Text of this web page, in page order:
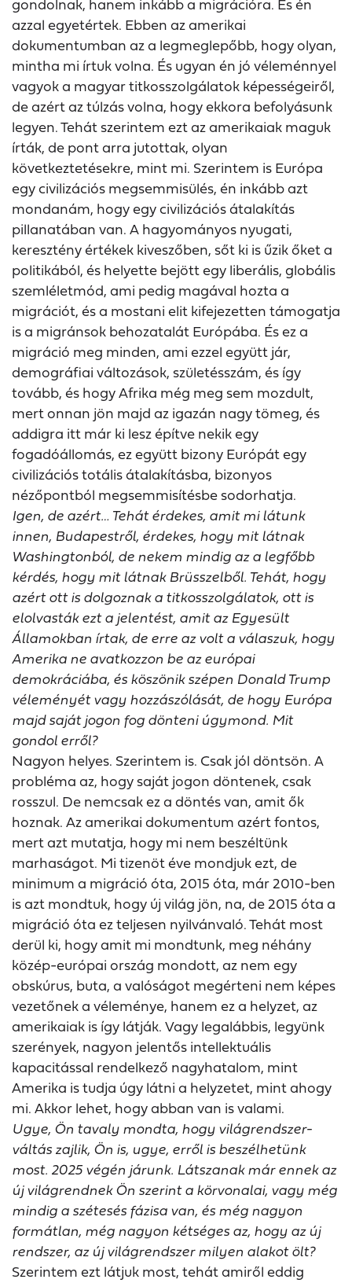
gondolnak, hanem inkább a migrációra. És én
azzal egyetértek. Ebben az amerikai
dokumentumban az a legmeglepőbb, hogy olyan,
mintha mi írtuk volna. És ugyan én jó véleménnyel
vagyok a magyar titkosszolgálatok képességeiről,
de azért az túlzás volna, hogy ekkora befolyásunk
legyen. Tehát szerintem ezt az amerikaiak maguk
írták, de pont arra jutottak, olyan
következtetésekre, mint mi. Szerintem is Európa
egy civilizációs megsemmisülés, én inkább azt
mondanám, hogy egy civilizációs átalakítás
pillanatában van. A hagyományos nyugati,
keresztény értékek kiveszőben, sőt ki is űzik őket a
politikából, és helyette bejött egy liberális, globális
szemléletmód, ami pedig magával hozta a
migrációt, és a mostani elit kifejezetten támogatja
is a migránsok behozatalát Európába. És ez a
migráció meg minden, ami ezzel együtt jár,
demográfiai változások, születésszám, és így
tovább, és hogy Afrika még meg sem mozdult,
mert onnan jön majd az igazán nagy tömeg, és
addigra itt már ki lesz építve nekik egy
fogadóállomás, ez együtt bizony Európát egy
civilizációs totális átalakításba, bizonyos
nézőpontból megsemmisítésbe sodorhatja.
Igen, de azért… Tehát érdekes, amit mi látunk
innen, Budapestről, érdekes, hogy mit látnak
Washingtonból, de nekem mindig az a legfőbb
kérdés, hogy mit látnak Brüsszelből. Tehát, hogy
azért ott is dolgoznak a titkosszolgálatok, ott is
elolvasták ezt a jelentést, amit az Egyesült
Államokban írtak, de erre az volt a válaszuk, hogy
Amerika ne avatkozzon be az európai
demokráciába, és köszönik szépen Donald Trump
véleményét vagy hozzászólását, de hogy Európa
majd saját jogon fog dönteni úgymond. Mit
gondol erről?
Nagyon helyes. Szerintem is. Csak jól döntsön. A
probléma az, hogy saját jogon döntenek, csak
rosszul. De nemcsak ez a döntés van, amit ők
hoznak. Az amerikai dokumentum azért fontos,
mert azt mutatja, hogy mi nem beszéltünk
marhaságot. Mi tizenöt éve mondjuk ezt, de
minimum a migráció óta, 2015 óta, már 2010-ben
is azt mondtuk, hogy új világ jön, na, de 2015 óta a
migráció óta ez teljesen nyilvánvaló. Tehát most
derül ki, hogy amit mi mondtunk, meg néhány
közép-európai ország mondott, az nem egy
obskúrus, buta, a valóságot megérteni nem képes
vezetőnek a véleménye, hanem ez a helyzet, az
amerikaiak is így látják. Vagy legalábbis, legyünk
szerények, nagyon jelentős intellektuális
kapacitással rendelkező nagyhatalom, mint
Amerika is tudja úgy látni a helyzetet, mint ahogy
mi. Akkor lehet, hogy abban van is valami.
Ugye, Ön tavaly mondta, hogy világrendszer-
váltás zajlik, Ön is, ugye, erről is beszélhetünk
most. 2025 végén járunk. Látszanak már ennek az
új világrendnek Ön szerint a körvonalai, vagy még
mindig a szétesés fázisa van, és még nagyon
formátlan, még nagyon kétséges az, hogy az új
rendszer, az új világrendszer milyen alakot ölt?
Szerintem ezt látjuk most, tehát amiről eddig